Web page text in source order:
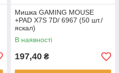
Мишка GAMING MOUSE
+PAD X7S 7D/ 6967 (50 шт./
яскал)
В наявності
197,40 ₴